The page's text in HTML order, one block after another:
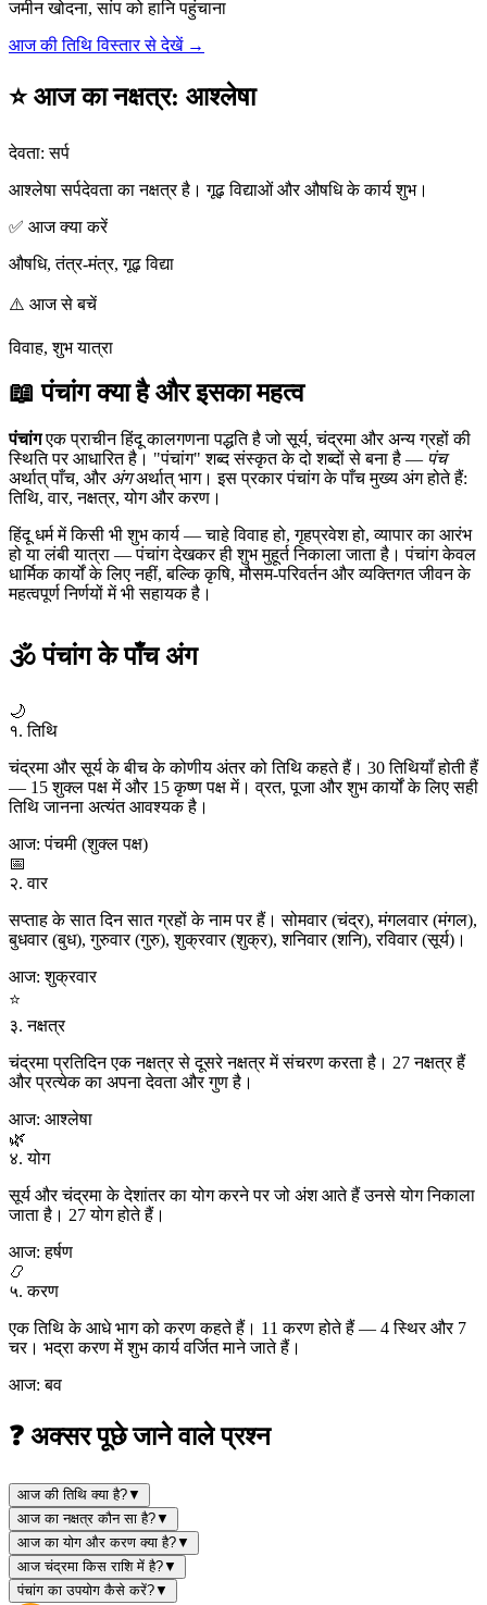
जमीन खोदना, सांप को हानि पहुंचाना
आज की तिथि विस्तार से देखें →
⭐ आज का नक्षत्र: आश्लेषा
देवता:सर्प
आश्लेषा सर्पदेवता का नक्षत्र है। गूढ़ विद्याओं और औषधि के कार्य शुभ।
✅ आज क्या करें
औषधि, तंत्र-मंत्र, गूढ़ विद्या
⚠️ आज से बचें
विवाह, शुभ यात्रा
📖 पंचांग क्या है और इसका महत्व
पंचांगएक प्राचीन हिंदू कालगणना पद्धति है जो सूर्य, चंद्रमा और अन्य ग्रहों की
स्थिति पर आधारित है। "पंचांग" शब्द संस्कृत के दो शब्दों से बना है — पंच
अर्थात् पाँच, और अंगअर्थात् भाग। इस प्रकार पंचांग के पाँच मुख्य अंग होते हैं:
तिथि, वार, नक्षत्र, योग और करण।
हिंदू धर्म में किसी भी शुभ कार्य — चाहे विवाह हो, गृहप्रवेश हो, व्यापार का आरंभ
हो या लंबी यात्रा — पंचांग देखकर ही शुभ मुहूर्त निकाला जाता है। पंचांग केवल
धार्मिक कार्यों के लिए नहीं, बल्कि कृषि, मौसम-परिवर्तन और व्यक्तिगत जीवन के
महत्वपूर्ण निर्णयों में भी सहायक है।
🕉 पंचांग के पाँच अंग
🌙
१. तिथि
चंद्रमा और सूर्य के बीच के कोणीय अंतर को तिथि कहते हैं। 30 तिथियाँ होती हैं
— 15 शुक्ल पक्ष में और 15 कृष्ण पक्ष में। व्रत, पूजा और शुभ कार्यों के लिए सही
तिथि जानना अत्यंत आवश्यक है।
आज: पंचमी (शुक्ल पक्ष)
📅
२. वार
सप्ताह के सात दिन सात ग्रहों के नाम पर हैं। सोमवार (चंद्र), मंगलवार (मंगल),
बुधवार (बुध), गुरुवार (गुरु), शुक्रवार (शुक्र), शनिवार (शनि), रविवार (सूर्य)।
आज: शुक्रवार
⭐
३. नक्षत्र
चंद्रमा प्रतिदिन एक नक्षत्र से दूसरे नक्षत्र में संचरण करता है। 27 नक्षत्र हैं
और प्रत्येक का अपना देवता और गुण है।
आज: आश्लेषा
🌿
४. योग
सूर्य और चंद्रमा के देशांतर का योग करने पर जो अंश आते हैं उनसे योग निकाला
जाता है। 27 योग होते हैं।
आज: हर्षण
📿
५. करण
एक तिथि के आधे भाग को करण कहते हैं। 11 करण होते हैं — 4 स्थिर और 7
चर। भद्रा करण में शुभ कार्य वर्जित माने जाते हैं।
आज: बव
❓ अक्सर पूछे जाने वाले प्रश्न
आज की तिथि क्या है?▼
आज का नक्षत्र कौन सा है?▼
आज का योग और करण क्या है?▼
आज चंद्रमा किस राशि में है?▼
पंचांग का उपयोग कैसे करें?▼